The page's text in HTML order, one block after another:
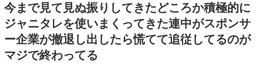
今まで見て見ぬ振りしてきたどころか積極的に
ジャニタレを使いまくってきた連中がスポンサ
ー企業が撤退し出したら慌てて追従してるのが
マジで終わってる